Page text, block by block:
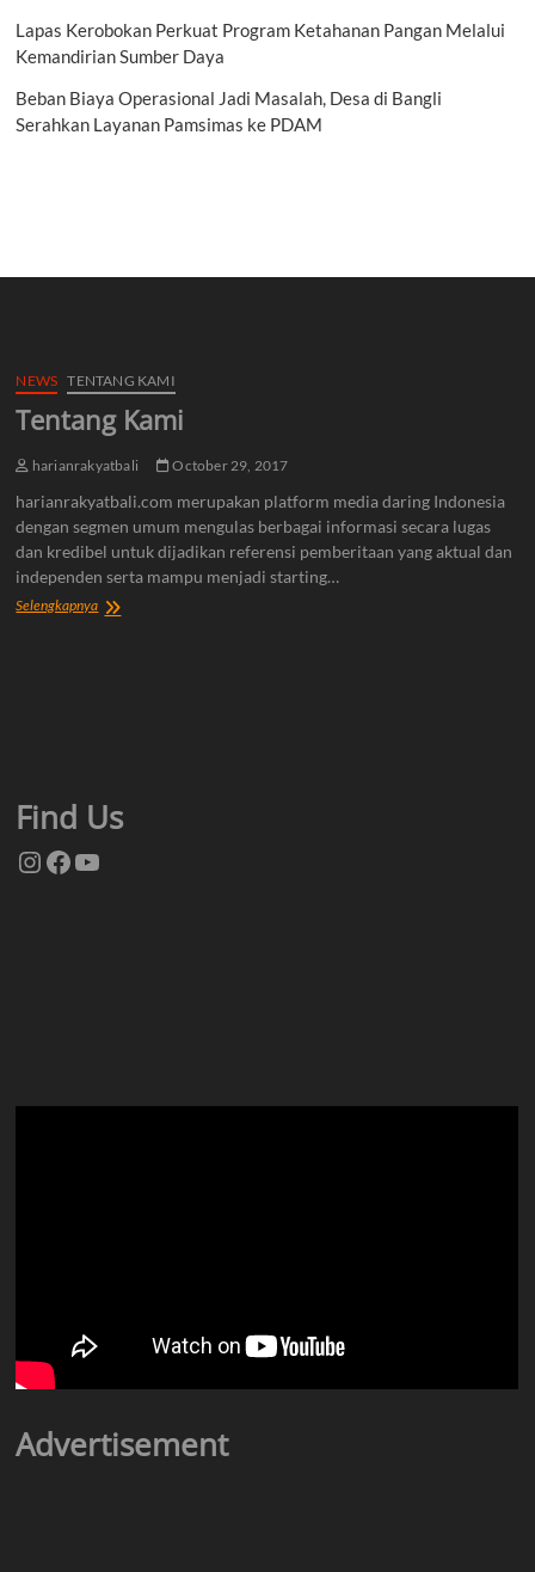
Lapas Kerobokan Perkuat Program Ketahanan Pangan Melalui
Kemandirian Sumber Daya
Beban Biaya Operasional Jadi Masalah, Desa di Bangli
Serahkan Layanan Pamsimas ke PDAM
NEWS TENTANG KAMI
Tentang Kami
harianrakyatbali October 29, 2017
harianrakyatbali.com merupakan platform media daring Indonesia
dengan segmen umum mengulas berbagai informasi secara lugas
dan kredibel untuk dijadikan referensi pemberitaan yang aktual dan
independen serta mampu menjadi starting…
SelengkapnyaTentang
Find Us
Instagram
Facebook
YouTube
Advertisement